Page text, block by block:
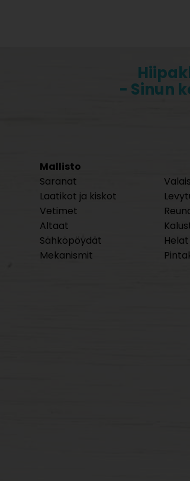
- Sinun
Mallisto
Saranat
Laatikot ja kiskot
Vetimet
Altaat
Sähköpöydät
Mekanismit
Helat